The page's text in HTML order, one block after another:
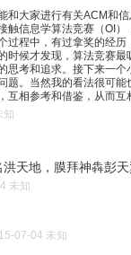
和大家进行有关ACM和信
触信息学算法竞赛（OI）
过程中，有过拿奖的经历
时候才发现，算法竞赛最
思考和追求。接下来一
题。当然我的看法很可能
互相参考和借鉴，从而互
知
洪天地，膜拜神犇彭
未知
07-04 未知